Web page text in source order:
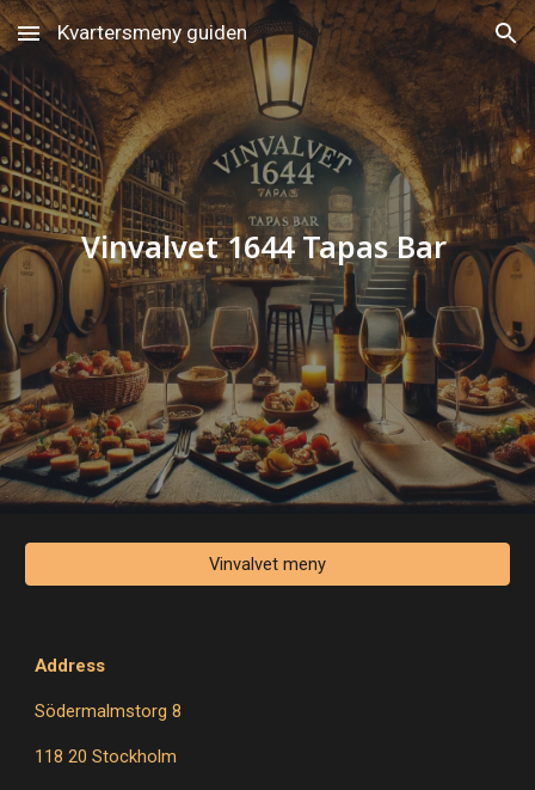
Skip to main content Skip to navigation
Kvartersmeny guiden
Vinvalvet 1644 Tapas Bar
Vinvalvet meny
Address
Södermalmstorg 8
118 20 Stockholm